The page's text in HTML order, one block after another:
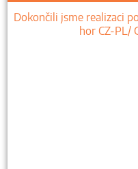
Dokončili jsme realizaci
hor CZ-PL/